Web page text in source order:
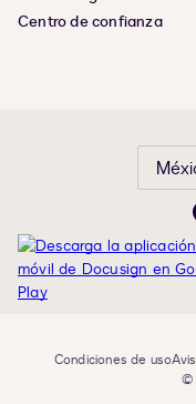
Centro de confianza
Condiciones de uso
©